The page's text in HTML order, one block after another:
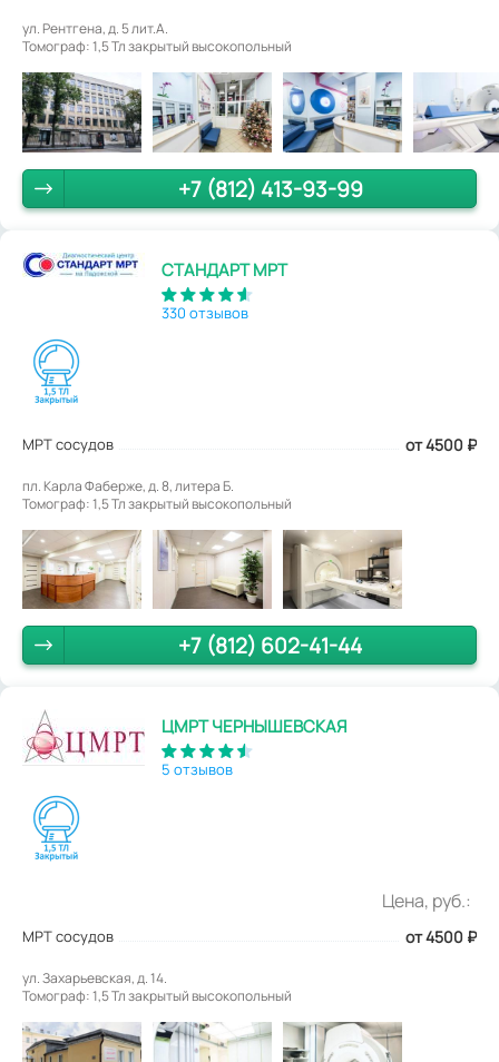
ул. Рентгена, д. 5 лит.А.
Томограф: 1,5 Тл закрытый высокопольный
+7 (812) 413-93-99
СТАНДАРТ МРТ
330 отзывов
МРТ сосудов от 4500 ₽
пл. Карла Фаберже, д. 8, литера Б.
Томограф: 1,5 Тл закрытый высокопольный
+7 (812) 602-41-44
ЦМРТ ЧЕРНЫШЕВСКАЯ
5 отзывов
Цена, руб.:
МРТ сосудов от 4500 ₽
ул. Захарьевская, д. 14.
Томограф: 1,5 Тл закрытый высокопольный